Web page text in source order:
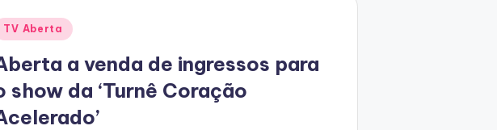
TV Aberta
a venda de ingressos para
show da ‘Turnê Coração